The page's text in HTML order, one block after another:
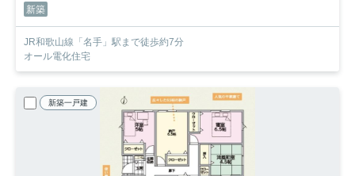
新築
JR和歌山線「名手」駅まで徒歩約7分
オール電化住宅
新築一戸建